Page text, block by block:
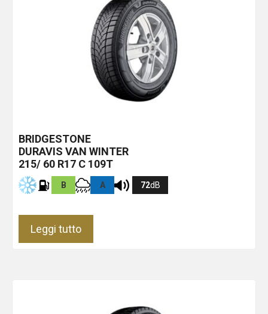
BRIDGESTONE
DURAVIS VAN WINTER
215/ 60 R17 C 109T
B A 72dB
Leggi tutto